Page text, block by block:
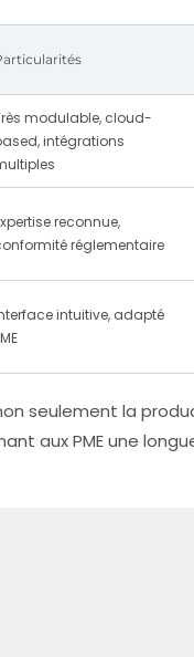
modulable, cloud-
intégrations
reconnue,
réglementaire
intuitive, adapté
seulement la
aux PME une